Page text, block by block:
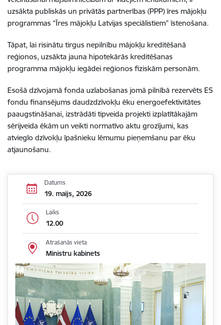
uzsākta publiskās un privātās partnerības (PPP) īres mājokļu
programmas “Īres mājokļu Latvijas speciālistiem” īstenošana.
Tāpat, lai risinātu tirgus nepilnību mājokļu kreditēšanā
reģionos, uzsākta jauna hipotekārās kreditēšanas
programma mājokļu iegādei reģionos fiziskām personām.
Esošā dzīvojamā fonda uzlabošanas jomā pilnībā rezervēts ES
fondu finansējums daudzdzīvokļu ēku energoefektivitātes
paaugstināšanai, izstrādāti tipveida projekti izplatītākajām
sērijveida ēkām un veikti normatīvo aktu grozījumi, kas
atvieglo dzīvokļu īpašnieku lēmumu pieņemšanu par ēku
atjaunošanu.
Datums
19. maijs, 2026
Laiks
12.00
Atrašanās vieta
Ministru kabinets